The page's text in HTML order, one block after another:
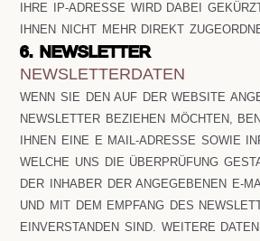
IHRE IP-ADRESSE WIRD DABEI
IHNEN NICHT MEHR DIREKT
6. NEWSLETTER
NEWSLETTERDATEN
WENN SIE DEN AUF DER WEBSITE
NEWSLETTER BEZIEHEN MÖCHTEN,
IHNEN EINE E MAIL-ADRESSE SOWIE
WELCHE UNS DIE ÜBERPRÜFUNG
DER INHABER DER ANGEGEBENEN E-
UND MIT DEM EMPFANG DES
EINVERSTANDEN SIND. WEITERE